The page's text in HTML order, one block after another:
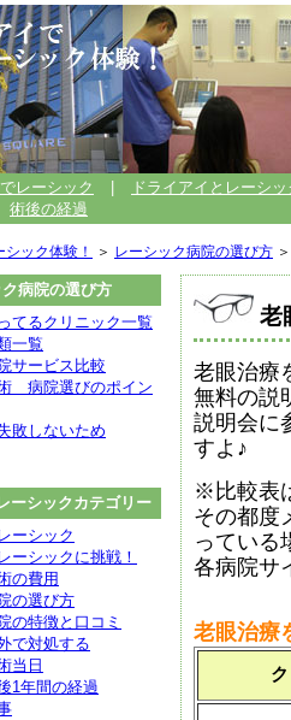
レーシック
ドライアイとレーシッ
術後の経過
シック体験！ ＞ レーシック病院の選び方
老
老眼治療
無料の説
説明会に
すよ♪
※比較表
その都度
っている
各病院サ
老眼治療
病院の選び方
てるクリニック一覧
一覧
サービス比較
病院選びのポイン
敗しないため
ーシックカテゴリー
ーシック
ーシックに挑戦！
の費用
の選び方
の特徴と口コミ
で対処する
当日
1年間の経過